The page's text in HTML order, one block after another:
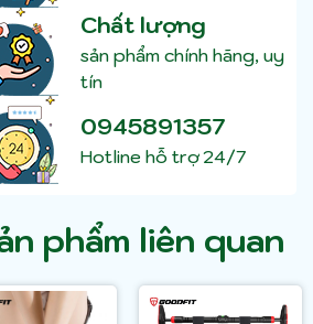
Chất lượng
sản phẩm chính hãng, uy
tín
0945891357
Hotline hỗ trợ 24/7
phẩm liên quan